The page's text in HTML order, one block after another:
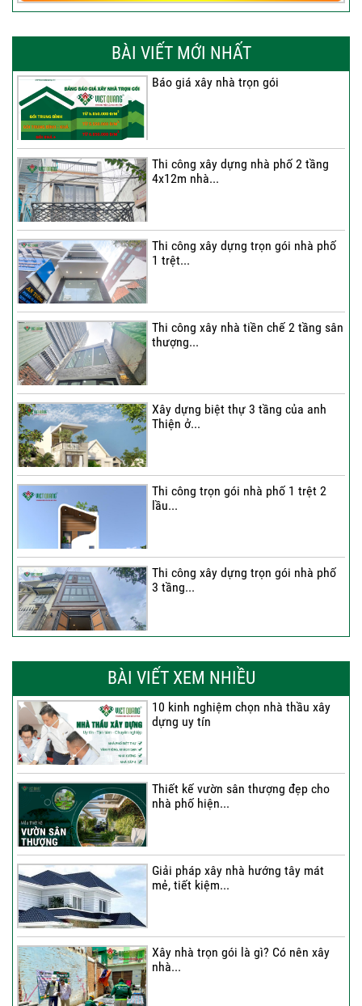
BÀI VIẾT MỚI NHẤT
Báo giá xây nhà trọn gói
Thi công xây dựng nhà phố 2 tầng
4x12m nhà...
Thi công xây dựng trọn gói nhà phố
1 trệt...
Thi công xây nhà tiền chế 2 tầng sân
thượng...
Xây dựng biệt thự 3 tầng của anh
Thiện ở...
Thi công trọn gói nhà phố 1 trệt 2
lầu...
Thi công xây dựng trọn gói nhà phố
3 tầng...
Anh...
BÀI VIẾT XEM NHIỀU
10 kinh nghiệm chọn nhà thầu xây
dựng uy tín
Thiết kế vườn sân thượng đẹp cho
nhà phố hiện...
Giải pháp xây nhà hướng tây mát
mẻ, tiết kiệm...
Xây nhà trọn gói là gì? Có nên xây
nhà...